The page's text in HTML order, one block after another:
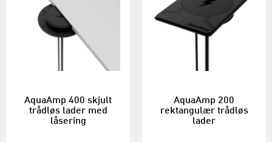
AquaAmp 400 skjult
trådløs lader med
låsering
AquaAmp 200
rektangulær trådløs
lader